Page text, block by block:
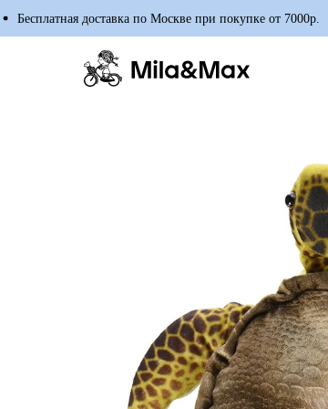
Бесплатная доставка по Москве при покупке от 7000р.